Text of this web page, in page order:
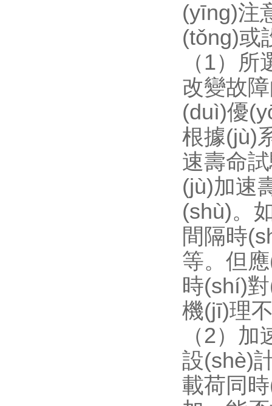
(yīng)注
(tǒng)
（1）所
改變故
(duì)優
根據(jù)
速壽命試
(jù)加速
(shù)。如
間隔時
等。
時(shí)
機(jī)理不
（2）加
設(shè)
載荷同